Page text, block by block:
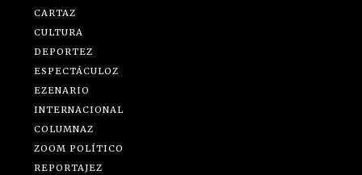
CARTAZ
CULTURA
DEPORTEZ
ESPECTÁCULOZ
EZENARIO
INTERNACIONAL
COLUMNAZ
ZOOM POLÍTICO
REPORTAJEZ